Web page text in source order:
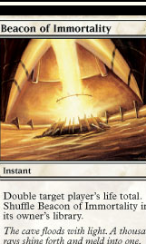
Flambeau de l'Immortalité